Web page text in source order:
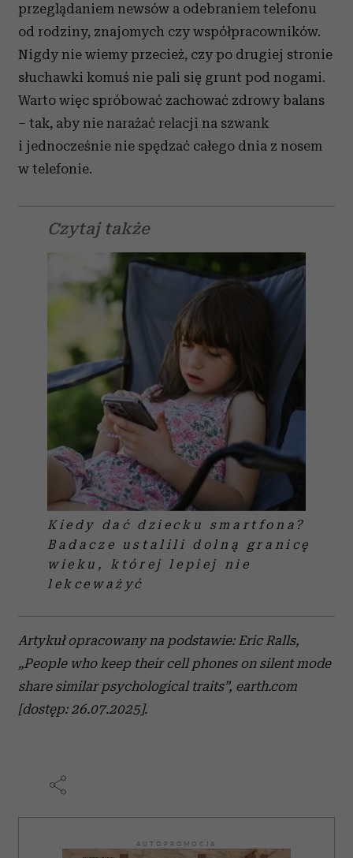
przeglądaniem newsów a odebraniem telefonu
od rodziny, znajomych czy współpracowników.
Nigdy nie wiemy przecież, czy po drugiej stronie
słuchawki komuś nie pali się grunt pod nogami.
Warto więc spróbować zachować zdrowy balans
– tak, aby nie narażać relacji na szwank
i jednocześnie nie spędzać całego dnia z nosem
w telefonie.
Czytaj także
Kiedy dać dziecku smartfona?
Badacze ustalili dolną granicę
wieku, której lepiej nie
lekceważyć
Artykuł opracowany na podstawie: Eric Ralls,
„People who keep their cell phones on silent mode
share similar psychological traits”, earth.com
[dostęp: 26.07.2025].
AUTOPROMOCJA